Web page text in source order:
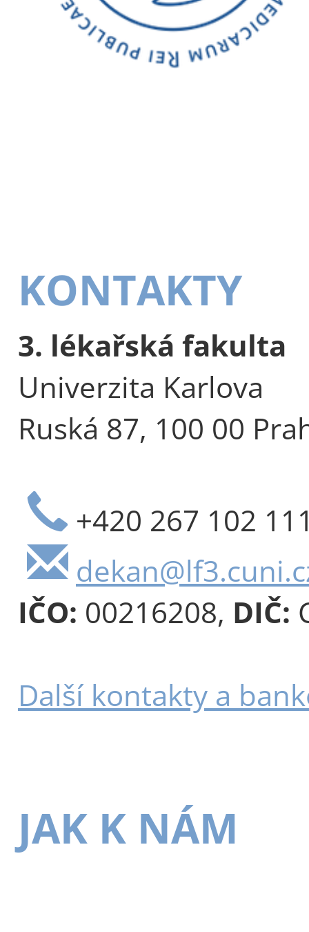
KONTAKTY
3. lékařská fakulta
Univerzita Karlova
Ruská 87, 100 00
+420 267 102
IČO: 00216208, DIČ:
Další kontakty a
JAK K NÁM